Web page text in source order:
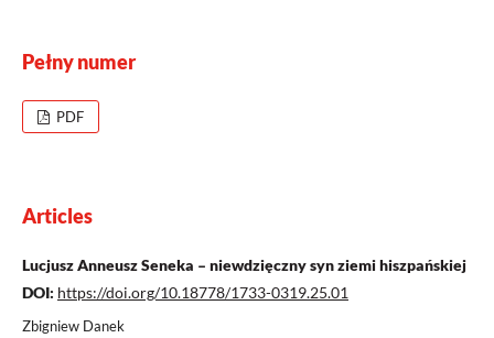
Pełny numer
PDF
Articles
Lucjusz Anneusz Seneka – niewdzięczny syn ziemi hiszpańskiej
DOI: https://doi.org/10.18778/1733-0319.25.01
Zbigniew Danek